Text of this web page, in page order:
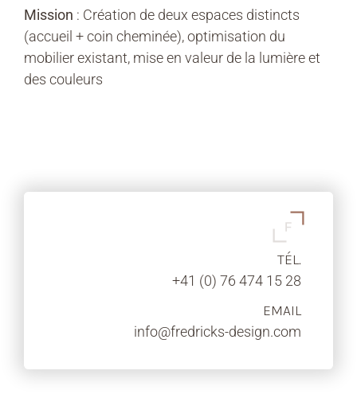
Mission : Création de deux espaces distincts
(accueil + coin cheminée), optimisation du
mobilier existant, mise en valeur de la lumière et
des couleurs
TÉL.
+41 (0) 76 474 15 28
EMAIL
info@fredricks-design.com